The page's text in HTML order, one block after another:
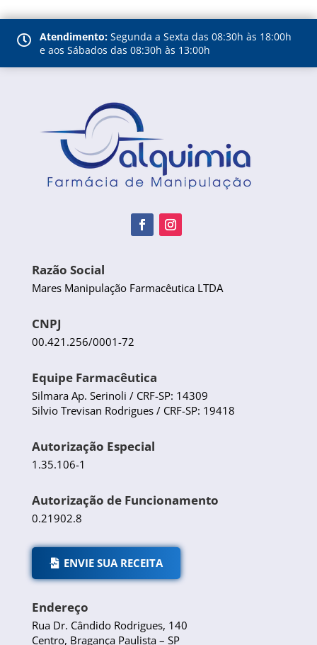
 Atendimento: Segunda a Sexta das 08:30h às 18:00h
e aos Sábados das 08:30h às 13:00h
Razão Social
Mares Manipulação Farmacêutica LTDA
CNPJ
00.421.256/0001-72
Equipe Farmacêutica
Silmara Ap. Serinoli / CRF-SP: 14309
Silvio Trevisan Rodrigues / CRF-SP: 19418
Autorização Especial
1.35.106-1
Autorização de Funcionamento
0.21902.8
ENVIE SUA RECEITA
Endereço
Rua Dr. Cândido Rodrigues, 140
Centro, Bragança Paulista – SP